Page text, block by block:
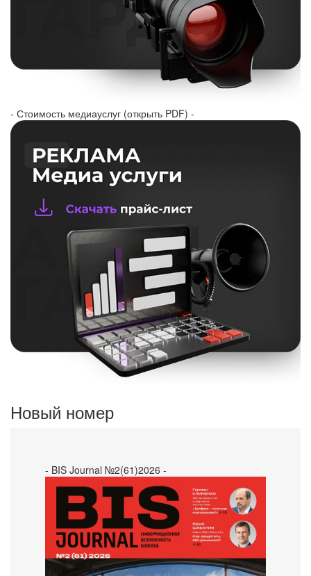
- Стоимость медиауслуг (открыть PDF) -
Новый номер
- BIS Journal №2(61)2026 -